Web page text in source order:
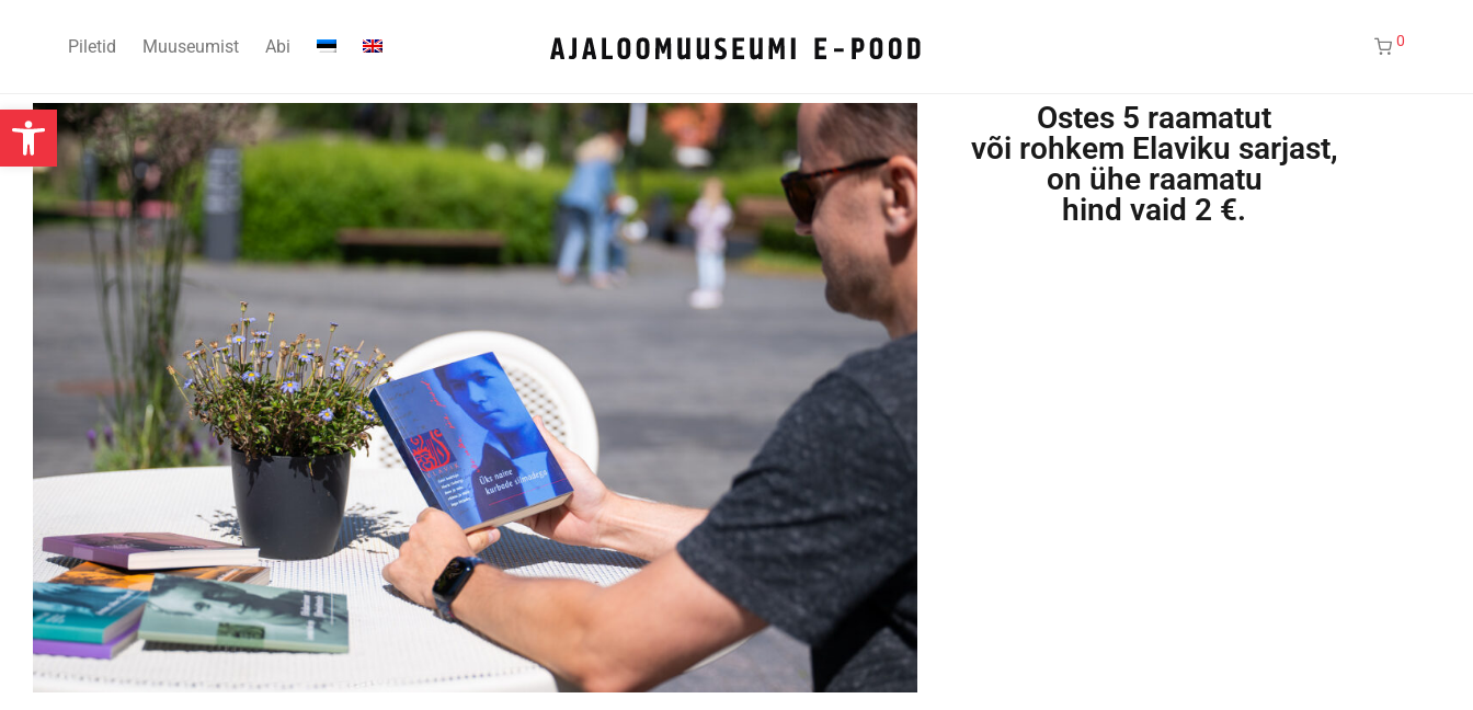
Open toolbar
Piletid Muuseumist Abi 0
Ostes 5 raamatut
või rohkem Elaviku sarjast,
on ühe raamatu
hind vaid 2 €.